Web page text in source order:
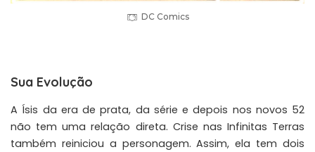
DC Comics
Sua Evolução
A Ísis da era de prata, da série e depois nos novos 52
não tem uma relação direta. Crise nas Infinitas Terras
também reiniciou a personagem. Assim, ela tem dois